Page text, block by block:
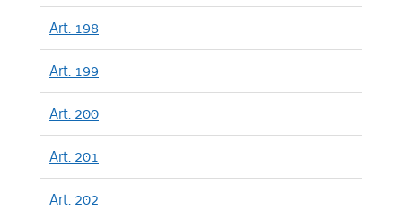
Art. 198
Art. 199
Art. 200
Art. 201
Art. 202